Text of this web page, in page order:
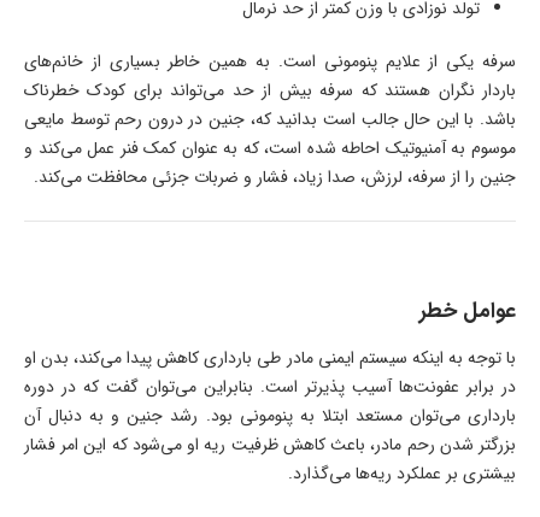
تولد نوزادی با وزن کمتر از حد نرمال
سرفه یکی از علایم پنومونی است. به همین خاطر بسیاری از خانم‌های
باردار نگران هستند که سرفه بیش از حد می‌تواند برای کودک خطرناک
باشد. با این حال جالب است بدانید که، جنین در درون رحم توسط مایعی
موسوم به آمنیوتیک احاطه شده است، که به عنوان کمک فنر عمل می‌کند و
جنین را از سرفه، لرزش، صدا زیاد، فشار و ضربات جزئی محافظت می‌کند.
عوامل خطر
با توجه به اینکه سیستم ایمنی مادر طی بارداری کاهش پیدا می‌کند، بدن او
در برابر عفونت‌ها آسیب پذیرتر است. بنابراین می‌توان گفت که در دوره
بارداری می‌توان مستعد ابتلا به پنومونی بود. رشد جنین و به دنبال آن
بزرگتر شدن رحم مادر، باعث کاهش ظرفیت ریه او می‌شود که این امر فشار
بیشتری بر عملکرد ریه‌ها می‌گذارد.